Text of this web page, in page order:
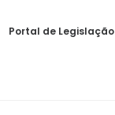
Portal de Legislação